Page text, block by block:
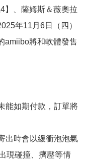
】、薩姆斯＆薇奧拉
年11月6日（四）
amiibo將和軟體發售
能如期付款，訂單將
出時會以緩衝泡泡氣
現碰撞、擠壓等情